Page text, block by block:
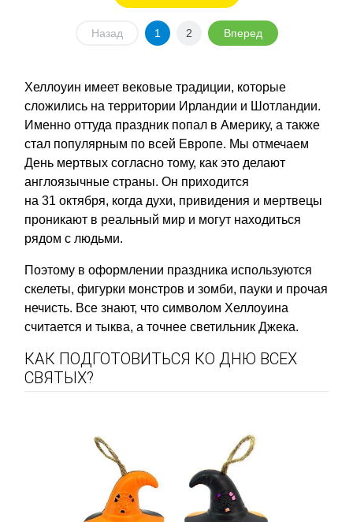
Назад 1 2 Вперед
Хеллоуин имеет вековые традиции, которые
сложились на территории Ирландии и Шотландии.
Именно оттуда праздник попал в Америку, а также
стал популярным по всей Европе. Мы отмечаем
День мертвых согласно тому, как это делают
англоязычные страны. Он приходится
на 31 октября, когда духи, привидения и мертвецы
проникают в реальный мир и могут находиться
рядом с людьми.
Поэтому в оформлении праздника используются
скелеты, фигурки монстров и зомби, пауки и прочая
нечисть. Все знают, что символом Хеллоуина
считается и тыква, а точнее светильник Джека.
КАК ПОДГОТОВИТЬСЯ КО ДНЮ ВСЕХ
СВЯТЫХ?